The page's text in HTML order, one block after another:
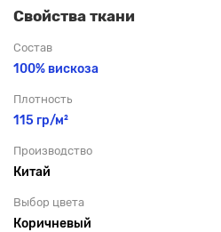
Свойства ткани
Состав
100% вискоза
Плотность
115 гр/м²
Производство
Китай
Выбор цвета
Коричневый